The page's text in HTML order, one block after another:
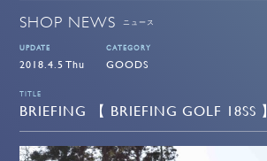
SHOP NEWS ニュース
UPDATE
2018.4.5 Thu
CATEGORY
GOODS
TITLE
BRIEFING 【 BRIEFING GOLF 18SS 】